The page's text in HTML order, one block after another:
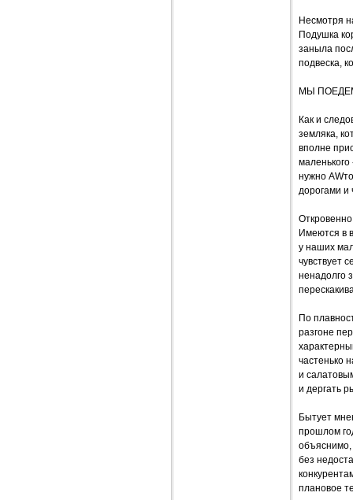
Несмотря
Подушка
заныла
подвеска,
МЫ
Как и
земляка,
вполне
нужно
дорогами и
Имеются в
у наших
чувствует
ненадолго
По
разгоне
частенько
и
и дергать
Бытует
прошлом
объяснимо,
без
плановое